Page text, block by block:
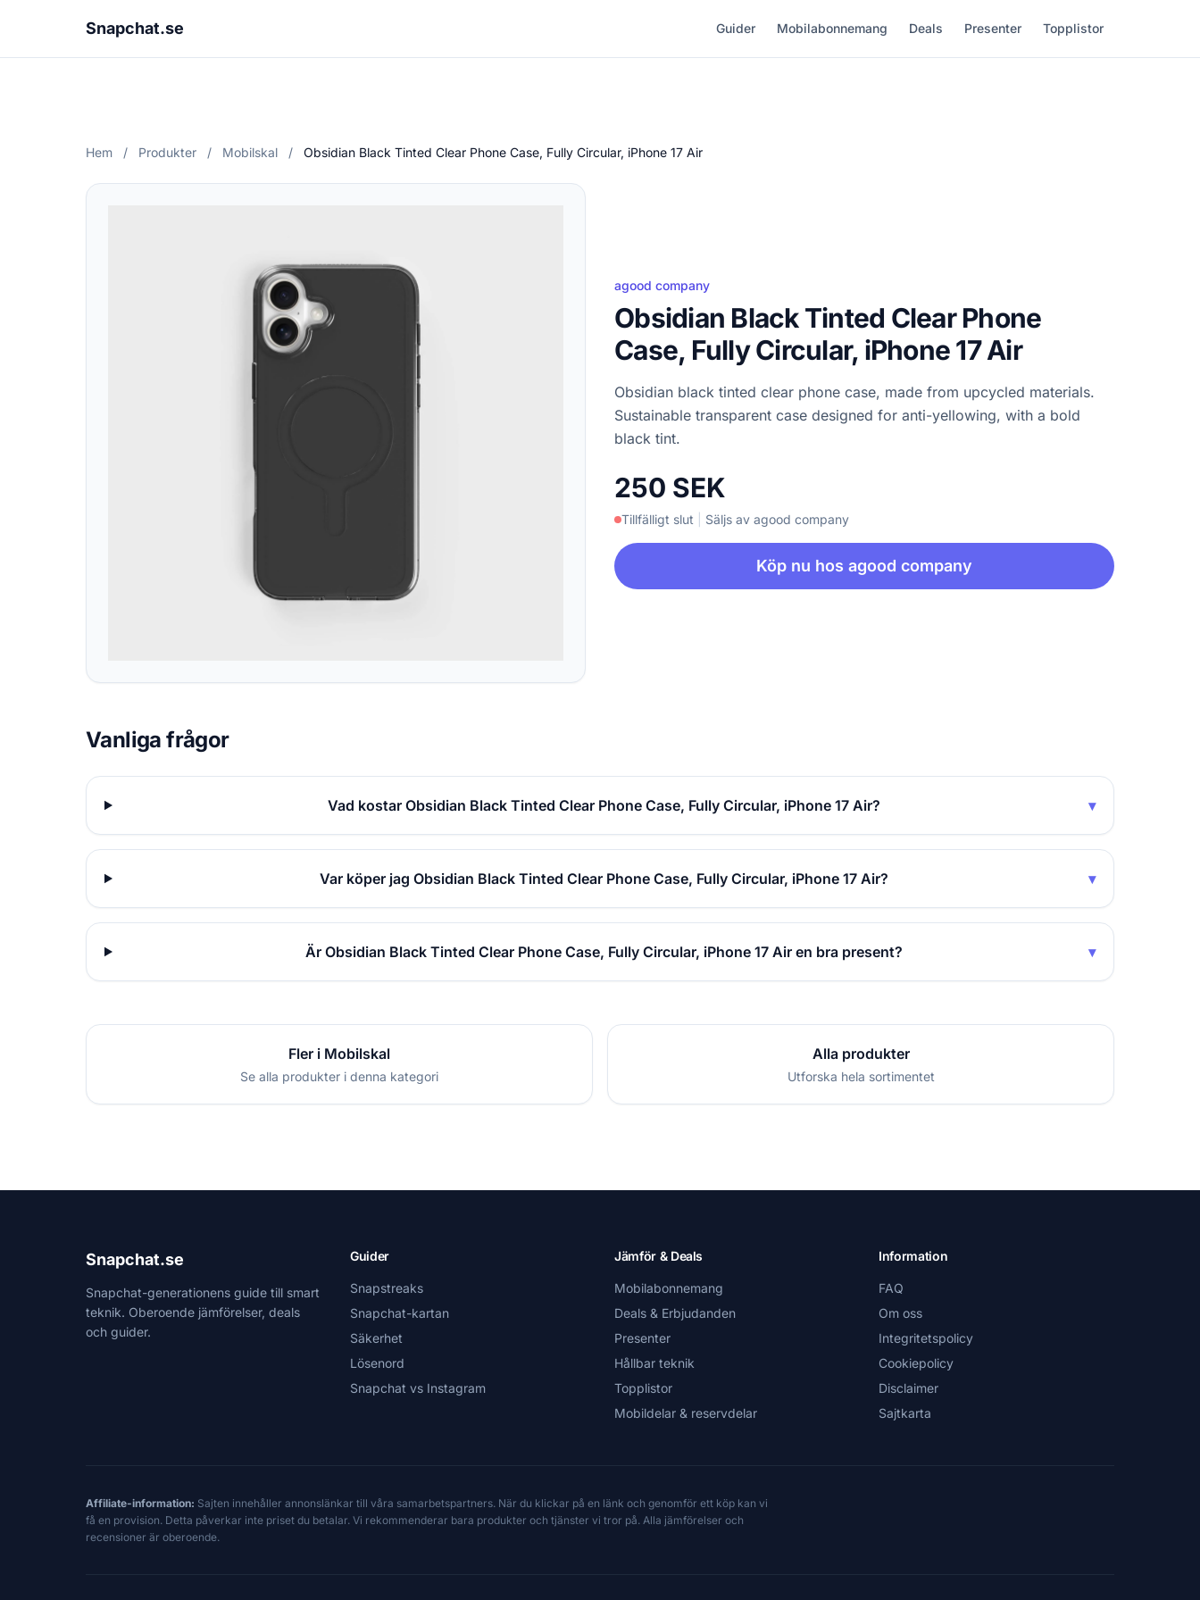
Snapchat.se Guider Mobilabonnemang Deals Presenter Topplistor
Hem / Produkter / Mobilskal / Obsidian Black Tinted Clear Phone Case, Fully Circular, iPhone 17 Air
agood company
Obsidian Black Tinted Clear Phone
Case, Fully Circular, iPhone 17 Air
Obsidian black tinted clear phone case, made from upcycled materials.
Sustainable transparent case designed for anti-yellowing, with a bold
black tint.
250 SEK
Tillfälligt slut Säljs av agood company
Köp nu hos agood company
Vanliga frågor
Vad kostar Obsidian Black Tinted Clear Phone Case, Fully Circular, iPhone 17 Air? ▾
Var köper jag Obsidian Black Tinted Clear Phone Case, Fully Circular, iPhone 17 Air? ▾
Är Obsidian Black Tinted Clear Phone Case, Fully Circular, iPhone 17 Air en bra present? ▾
Fler i Mobilskal
Se alla produkter i denna kategori
Alla produkter
Utforska hela sortimentet
Snapchat.se
Snapchat-generationens guide till smart
teknik. Oberoende jämförelser, deals
och guider.
Guider
Snapstreaks
Snapchat-kartan
Säkerhet
Lösenord
Snapchat vs Instagram
Jämför & Deals
Mobilabonnemang
Deals & Erbjudanden
Presenter
Hållbar teknik
Topplistor
Mobildelar & reservdelar
Information
FAQ
Om oss
Integritetspolicy
Cookiepolicy
Disclaimer
Sajtkarta
Affiliate-information: Sajten innehåller annonslänkar till våra samarbetspartners. När du klickar på en länk och genomför ett köp kan vi
få en provision. Detta påverkar inte priset du betalar. Vi rekommenderar bara produkter och tjänster vi tror på. Alla jämförelser och
recensioner är oberoende.